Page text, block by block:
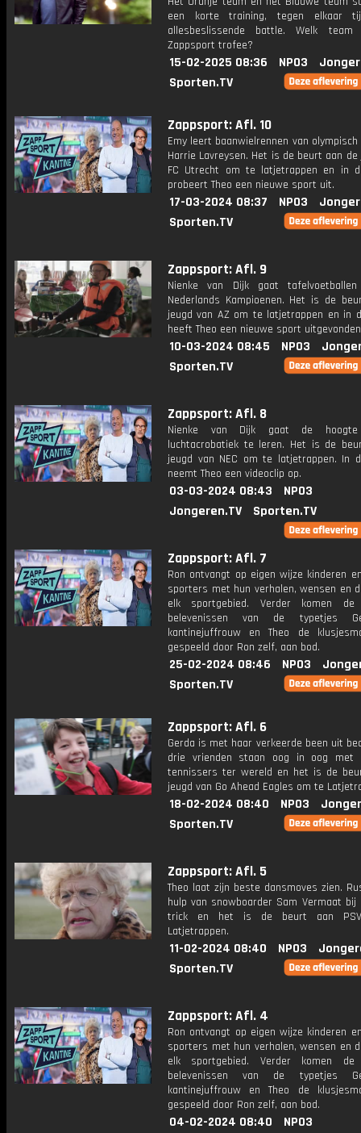
een korte training, tegen elkaar
allesbeslissende battle. Welk
Zappsport trofee?
15-02-2025 08:36 NPO3
Sporten.TV
Zappsport: Afl. 10
Emy leert baanwielrennen van olympisch
Harrie Lavreysen. Het is de beurt aan de
FC Utrecht om te latjetrappen en in
probeert Theo een nieuwe sport uit.
17-03-2024 08:37 NPO3
Sporten.TV
Zappsport: Afl. 9
Nienke van Dijk gaat
Nederlands Kampioenen. Het is de
jeugd van AZ om te latjetrappen en in
heeft Theo een nieuwe sport
10-03-2024 08:45 NPO3
Sporten.TV
Zappsport: Afl. 8
Nienke van Dijk gaat de
luchtacrobatiek te leren. Het is de
jeugd van NEC om te latjetrappen. In
neemt Theo een videoclip op.
03-03-2024 08:43
NPO3
Jongeren.TV
Sporten.TV
Zappsport: Afl. 7
Ron ontvangt op eigen wijze kinderen
sporters met hun verhalen, wensen en
elk sportgebied. Verder komen de
belevenissen van de typetjes
kantinejuffrouw en Theo de
gespeeld door Ron zelf, aan bod.
25-02-2024 08:46 NPO3
Sporten.TV
Zappsport: Afl. 6
Gerda is met haar verkeerde been uit
drie vrienden staan oog in oog met
tennissers ter wereld en het is de
jeugd van Go Ahead Eagles om te
18-02-2024 08:40 NPO3
Sporten.TV
Zappsport: Afl. 5
Theo laat zijn beste dansmoves zien.
hulp van snowboarder Sam Vermaat bij
trick en het is de beurt aan
Latjetrappen.
11-02-2024 08:40 NPO3
Sporten.TV
Zappsport: Afl. 4
Ron ontvangt op eigen wijze kinderen
sporters met hun verhalen, wensen en
elk sportgebied. Verder komen de
belevenissen van de typetjes
kantinejuffrouw en Theo de
gespeeld door Ron zelf, aan bod.
04-02-2024 08:40
NPO3